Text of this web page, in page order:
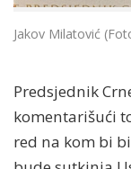
Jakov Milatović
Predsjednik
komentarišući
red na kom bi